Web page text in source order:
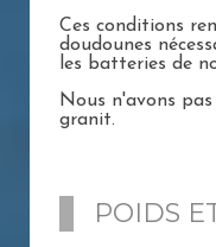
Ces conditions
doudounes
les batteries de
Nous n'avons
granit.
POIDS